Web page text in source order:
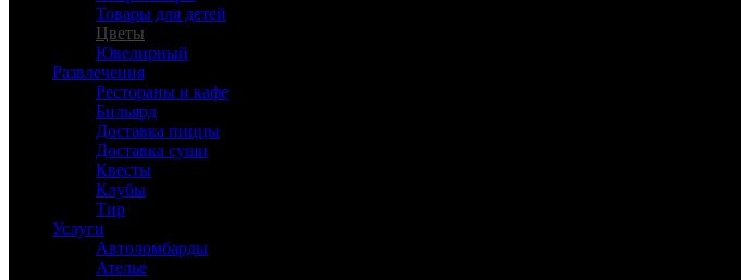
Товары для детей
Цветы
Ювелирный
Развлечения
Рестораны и кафе
Бильярд
Доставка пиццы
Доставка суши
Квесты
Клубы
Тир
Услуги
Автоломбарды
Ателье